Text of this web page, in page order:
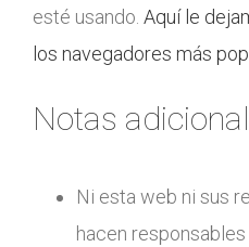
esté usando. Aquí le
los navegadores más
Notas
Ni esta web ni sus
hacen